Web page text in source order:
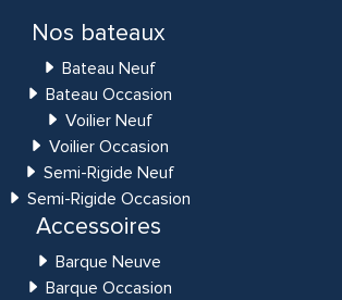
Nos bateaux
Bateau Neuf
Bateau Occasion
Voilier Neuf
Voilier Occasion
Semi-Rigide Neuf
Semi-Rigide Occasion
Accessoires
Barque Neuve
Barque Occasion